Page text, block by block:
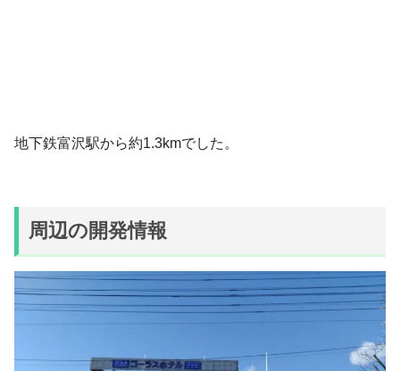
地下鉄富沢駅から約1.3kmでした。
周辺の開発情報